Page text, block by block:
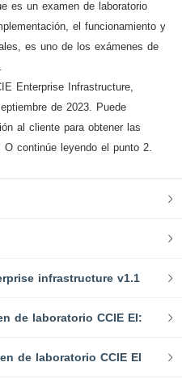
es un examen de laboratorio
el funcionamiento y
es uno de los exámenes de
Enterprise Infrastructure,
de 2023. Puede
al cliente para obtener las
continúe leyendo el punto 2.
infrastructure v1.1
de laboratorio CCIE EI:
de laboratorio CCIE EI